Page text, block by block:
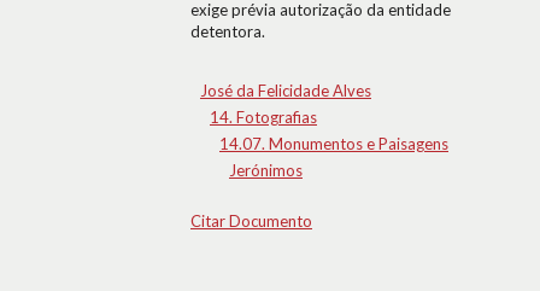
exige prévia autorização da entidade
detentora.
José da Felicidade Alves
14. Fotografias
14.07. Monumentos e Paisagens
Jerónimos
Citar Documento